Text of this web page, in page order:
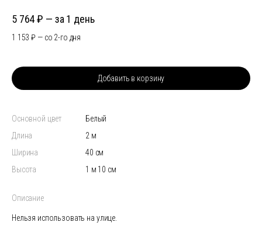
5 764 за 1 день
1 153 со 2-го дня
Добавить в корзину
Основной цвет
белый
Длина
2 м
Ширина
40 см
Высота
1 м 10 см
Описание
Нельзя использовать на улице.